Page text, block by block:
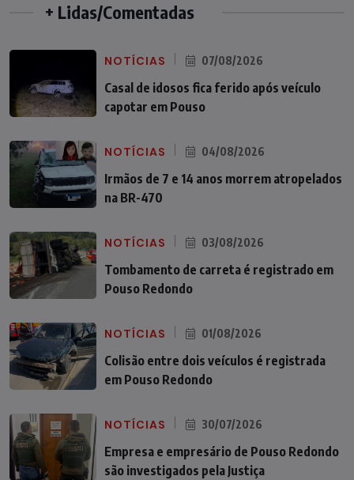
+ Lidas/Comentadas
NOTÍCIAS 07/08/2026
Casal de idosos fica ferido após veículo
capotar em Pouso
NOTÍCIAS 04/08/2026
Irmãos de 7 e 14 anos morrem atropelados
na BR-470
NOTÍCIAS 03/08/2026
Tombamento de carreta é registrado em
Pouso Redondo
NOTÍCIAS 01/08/2026
Colisão entre dois veículos é registrada
em Pouso Redondo
NOTÍCIAS 30/07/2026
Empresa e empresário de Pouso Redondo
são investigados pela Justiça